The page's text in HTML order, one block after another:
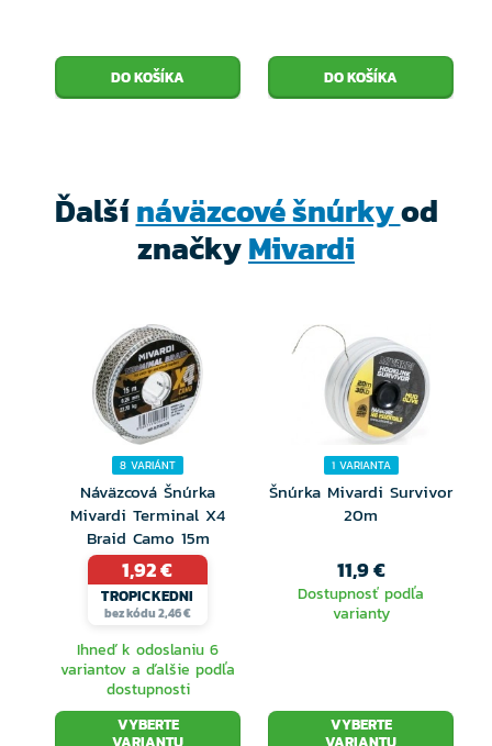
Ďalšínáväzcové šnúrkyod
značkyMivardi
8 VARIÁNT
Náväzcová Šnúrka
Mivardi Terminal X4
Braid Camo 15m
1,92 €
TROPICKEDNI
bez kódu 2,46 €
Ihneď k odoslaniu 6
variantov a ďalšie podľa
dostupnosti
VYBERTE
1 VARIANTA
Šnúrka Mivardi Survivor
20m
11,9 €
Dostupnosť podľa
varianty
VYBERTE